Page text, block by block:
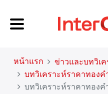
หน้าแรก
ข่าวและบทวิเค
บทวิเคราะห์ราคาทองค
บทวิเคราะห์ราคาทอง